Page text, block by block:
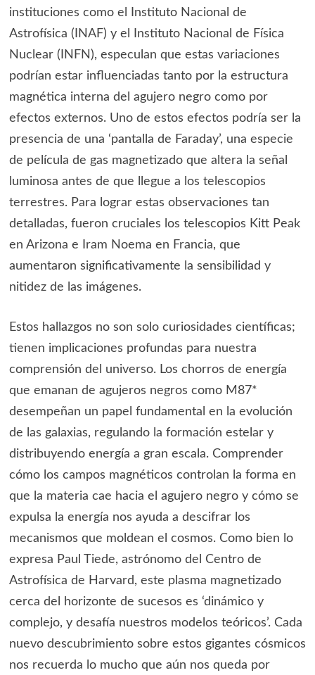
instituciones como el Instituto Nacional de
Astrofísica (INAF) y el Instituto Nacional de Física
Nuclear (INFN), especulan que estas variaciones
podrían estar influenciadas tanto por la estructura
magnética interna del agujero negro como por
efectos externos. Uno de estos efectos podría ser la
presencia de una ‘pantalla de Faraday’, una especie
de película de gas magnetizado que altera la señal
luminosa antes de que llegue a los telescopios
terrestres. Para lograr estas observaciones tan
detalladas, fueron cruciales los telescopios Kitt Peak
en Arizona e Iram Noema en Francia, que
aumentaron significativamente la sensibilidad y
nitidez de las imágenes.
Estos hallazgos no son solo curiosidades científicas;
tienen implicaciones profundas para nuestra
comprensión del universo. Los chorros de energía
que emanan de agujeros negros como M87*
desempeñan un papel fundamental en la evolución
de las galaxias, regulando la formación estelar y
distribuyendo energía a gran escala. Comprender
cómo los campos magnéticos controlan la forma en
que la materia cae hacia el agujero negro y cómo se
expulsa la energía nos ayuda a descifrar los
mecanismos que moldean el cosmos. Como bien lo
expresa Paul Tiede, astrónomo del Centro de
Astrofísica de Harvard, este plasma magnetizado
cerca del horizonte de sucesos es ‘dinámico y
complejo, y desafía nuestros modelos teóricos’. Cada
nuevo descubrimiento sobre estos gigantes cósmicos
nos recuerda lo mucho que aún nos queda por